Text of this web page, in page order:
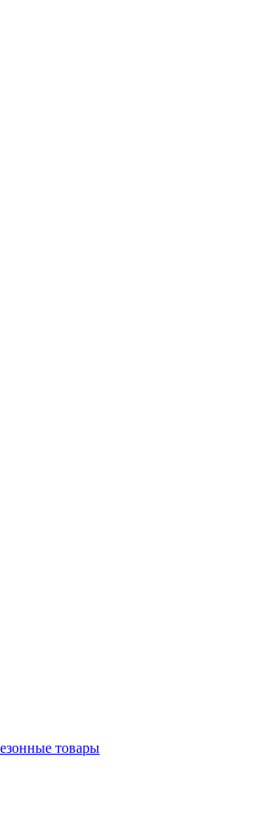
товары